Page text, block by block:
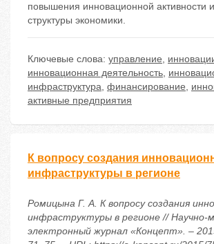
повышения инновационной активности
структуры экономики.
Ключевые слова: управление,
инновационная деятельность,
инфраструктура, финансирование,
активные предприятия
К вопросу создания
инфраструктуры в регионе
Ромицына Г. А. К вопросу создания
инфраструктуры в регионе // Научно-
электронный журнал «Концепт». –